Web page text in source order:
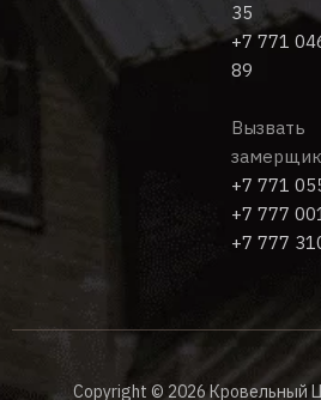
35
+7 771
89
Вызвать
+7 771
+7 777
+7 777
Copyright © 2026 Кровельный